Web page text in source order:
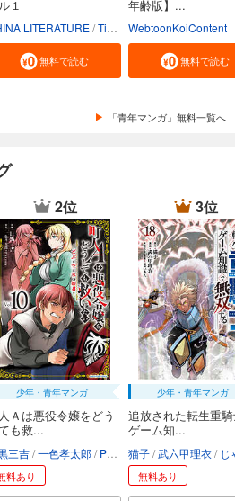
１
LITERATURE Tiankongshu Mangongchang
無料で読む
年齢版】...
WebtoonKoiContent
無料で読む
「青年マンガ」無料一覧へ
2位
少年・青年マンガ
Ａは悪役令嬢をどう
も救...
三吉 一色孝太郎 Parum
料あり
3位
少年・青年マンガ
追放された転生重
ゲーム知...
猫子 武六甲理衣 じゃ
無料あり